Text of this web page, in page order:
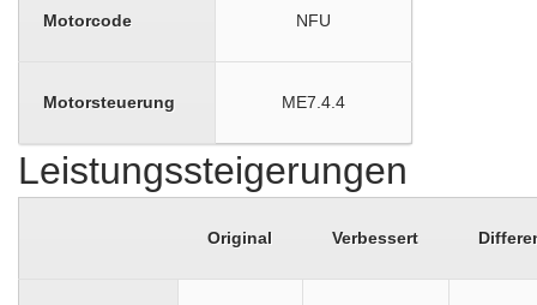
Motorcode NFU
Motorsteuerung ME7.4.4
Leistungssteigerungen
Original Verbessert